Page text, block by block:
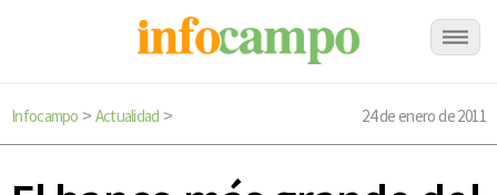
Infocampo > Actualidad > 24 de enero de 2011